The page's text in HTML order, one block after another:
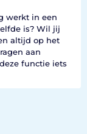
werkt in een
is? Wil jij
altijd op het
aan
functie iets